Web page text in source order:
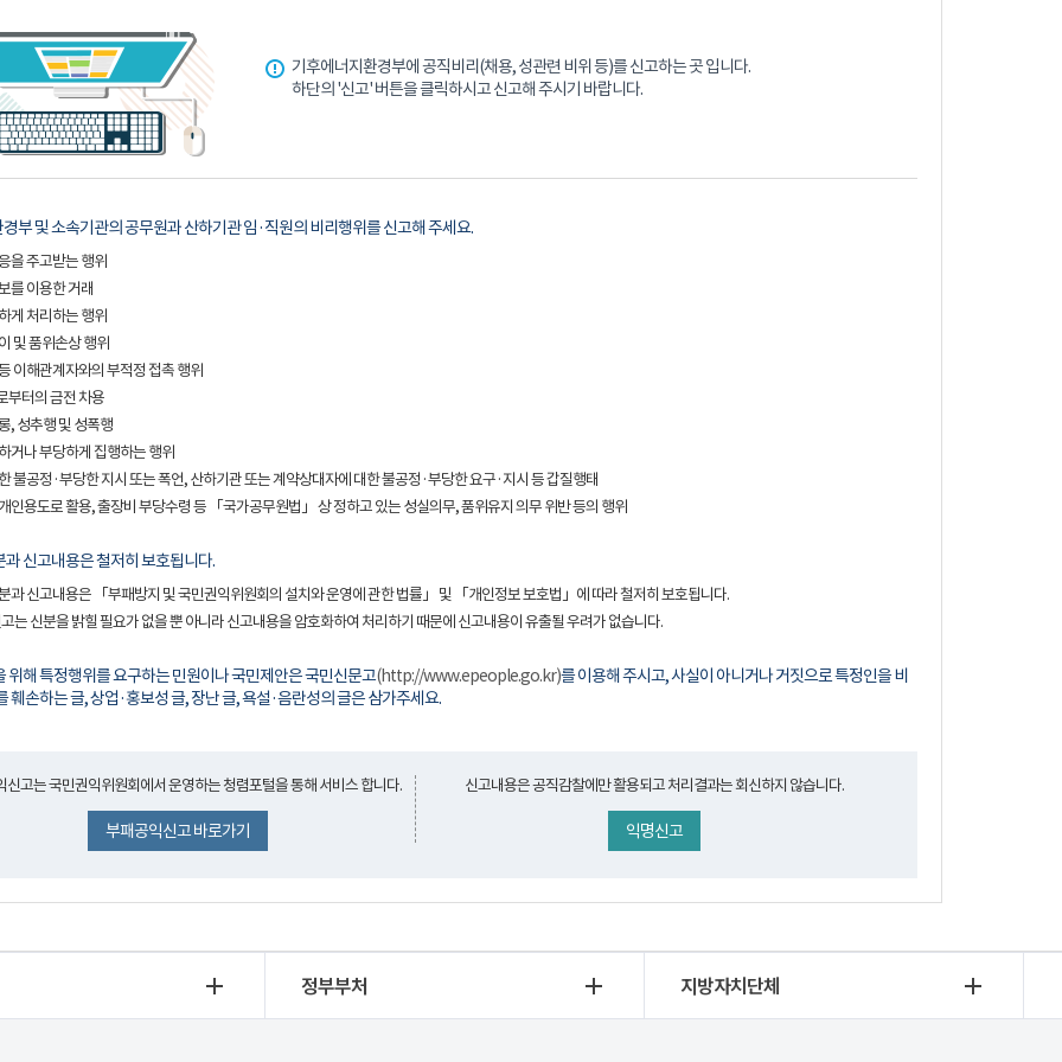
기후에너지환경부에 공직비리(채용, 성관련 비위 등)를 신고하는 곳 입니다.
하단의 '신고' 버튼을 클릭하시고 신고해 주시기 바랍니다.
부 및 소속기관의 공무원과 산하기관 임·직원의 비리행위를 신고해 주세요.
을 주고받는 행위
를 이용한 거래
게 처리하는 행위
및 품위손상 행위
이해관계자와의 부적정 접촉 행위
부터의 금전 차용
, 성추행 및 성폭행
거나 부당하게 집행하는 행위
불공정·부당한 지시 또는 폭언, 산하기관 또는 계약상대자에 대한 불공정·부당한 요구·지시 등 갑질행태
인용도로 활용, 출장비 부당수령 등 「국가공무원법」 상 정하고 있는 성실의무, 품위유지 의무 위반 등의 행위
신고내용은 철저히 보호됩니다.
과 신고내용은 「부패방지 및 국민권익위원회의 설치와 운영에 관한 법률」 및 「개인정보 보호법」에 따라 철저히 보호됩니다.
는 신분을 밝힐 필요가 없을 뿐 아니라 신고내용을 암호화하여 처리하기 때문에 신고내용이 유출될 우려가 없습니다.
위해 특정행위를 요구하는 민원이나 국민제안은 국민신문고(http://www.epeople.go.kr)를 이용해 주시고, 사실이 아니거나 거짓으로 특정인을 비
훼손하는 글, 상업·홍보성 글, 장난 글, 욕설·음란성의 글은 삼가주세요.
신고는 국민권익위원회에서 운영하는 청렴포털을 통해 서비스 합니다.
부패공익신고 바로가기
신고내용은 공직감찰에만 활용되고 처리결과는 회신하지 않습니다.
익명신고
정부부처 지방자치단체